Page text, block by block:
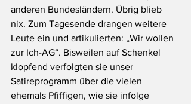
anderen Bundesländern. Übrig blieb
nix. Zum Tagesende drangen weitere
Leute ein und artikulierten: „Wir wollen
zur Ich-AG“. Bisweilen auf Schenkel
klopfend verfolgten sie unser
Satireprogramm über die vielen
ehemals Pfiffigen, wie sie infolge